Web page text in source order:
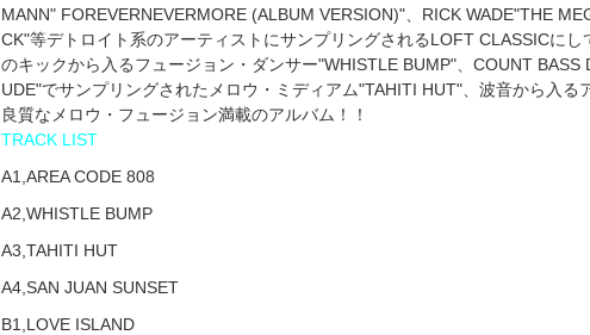
MANN" FOREVERNEVERMORE (ALBUM VERSION)"、RICK WADE"THE
CK"等デトロイト系のアーティストにサンプリングされるLOFT CLASSICに
のキックから入るフュージョン・ダンサー"WHISTLE BUMP"、COUNT BASS
UDE"でサンプリングされたメロウ・ミディアム"TAHITI HUT"、波音から入
良質なメロウ・フュージョン満載のアルバム！！
TRACK LIST
A1,AREA CODE 808
A2,WHISTLE BUMP
A3,TAHITI HUT
A4,SAN JUAN SUNSET
B1,LOVE ISLAND